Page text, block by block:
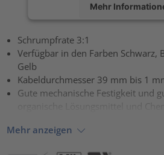
Mehr
powered by Usercentrics Consent
Schrumpfrate 3:1
Verfügbar in den Farben Schwarz,
Gelb
Kabeldurchmesser 39 mm bis 1
Gute mechanische Festigkeit und
Mehr anzeigen